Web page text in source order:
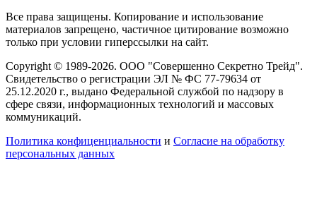
Все права защищены. Копирование и использование
материалов запрещено, частичное цитирование возможно
только при условии гиперссылки на сайт.
Copyright © 1989-2026. ООО "Совершенно Секретно Трейд".
Свидетельство о регистрации ЭЛ № ФС 77-79634 от
25.12.2020 г., выдано Федеральной службой по надзору в
сфере связи, информационных технологий и массовых
коммуникаций.
Политика конфиценциальности и Согласие на обработку
персональных данных